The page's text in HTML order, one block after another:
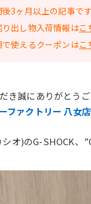
3ヶ月以上の記事で
り出し物入荷情報はこ
で使えるクーポンはこ
き誠にありがとう
ファクトリー 八女店
オ)のG-SHOCK、